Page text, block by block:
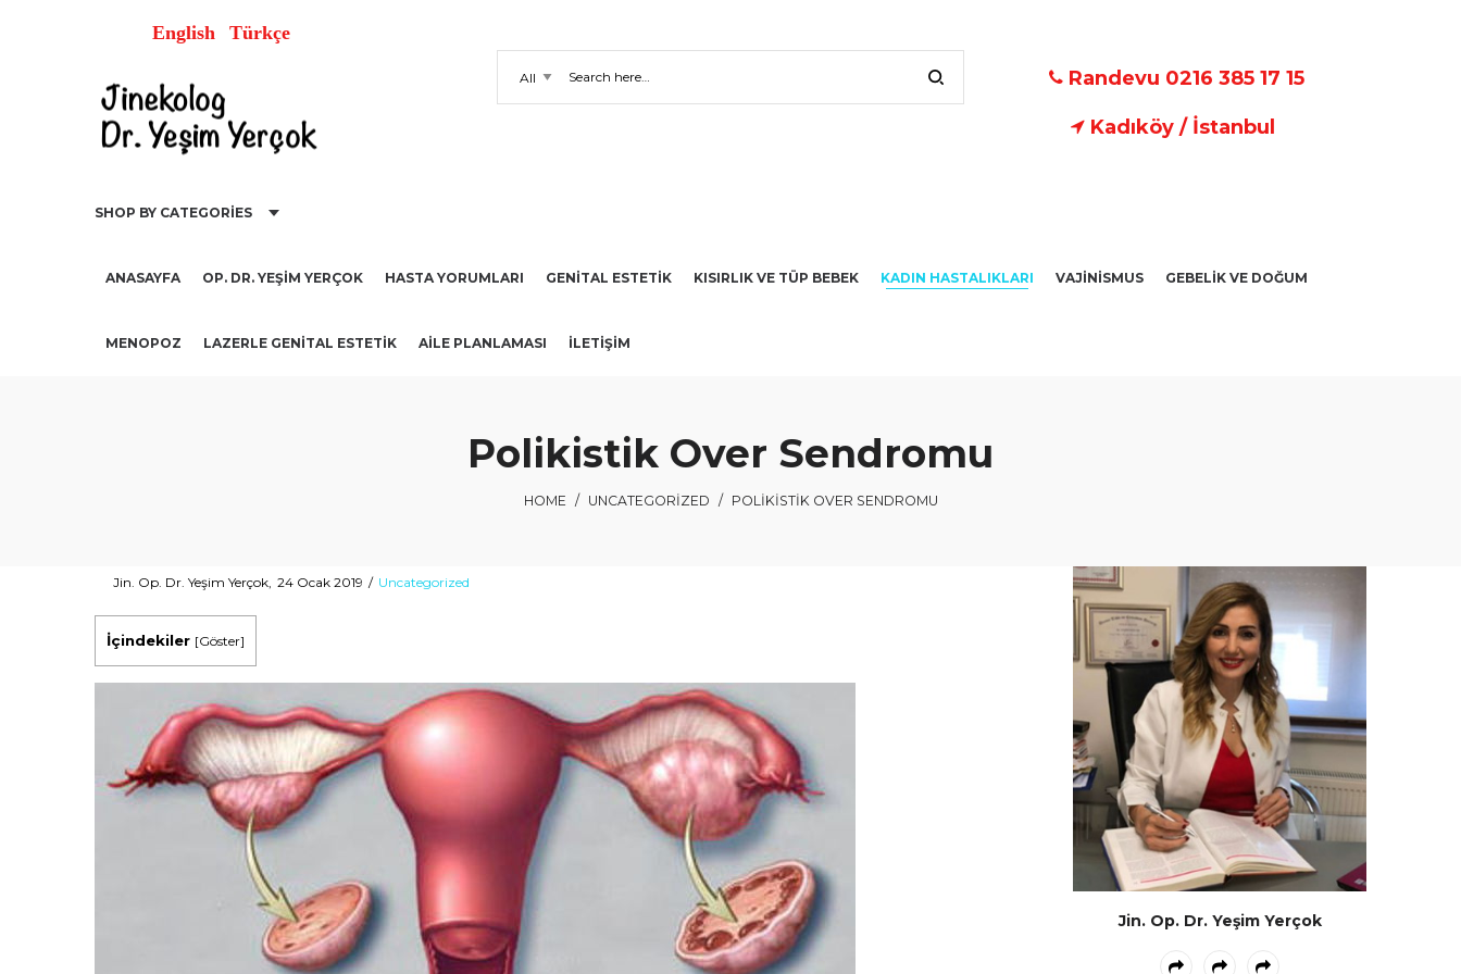
English Türkçe
Randevu 0216 385 17 15
Kadıköy / İstanbul
SHOP BY CATEGORIES
ANASAYFA OP. DR. YEŞIM YERÇOK HASTA YORUMLARI GENİTAL ESTETİK KISIRLIK VE TÜP BEBEK KADIN HASTALIKLARI VAJİNİSMUS GEBELİK VE DOĞUM
MENOPOZ LAZERLE GENITAL ESTETIK AİLE PLANLAMASI İLETIŞIM
Polikistik Over Sendromu
HOME / UNCATEGORIZED / POLIKISTIK OVER SENDROMU
ByJin. Op. Dr. Yeşim Yerçok Posted
24 Ocak 2019
Posted
Uncategorized
İçindekiler [Göster]
Jin. Op. Dr. Yeşim Yerçok